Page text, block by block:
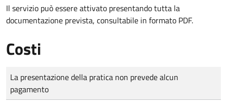
Il servizio può essere attivato presentando tutta la
documentazione prevista, consultabile in formato PDF.
Costi
Tipo di pagamento
Importo
La presentazione della pratica non prevede alcun
pagamento